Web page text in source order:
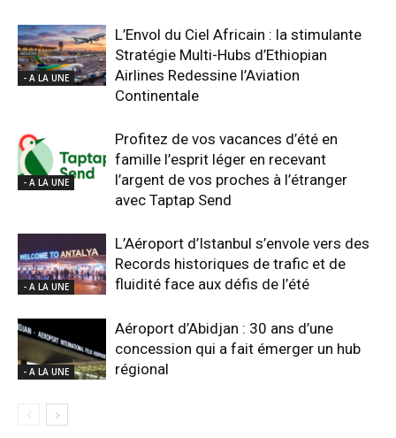
- A LA UNE
L’Envol du Ciel Africain : la stimulante
Stratégie Multi-Hubs d’Ethiopian
Airlines Redessine l’Aviation
Continentale
- A LA UNE
Profitez de vos vacances d’été en
famille l’esprit léger en recevant
l’argent de vos proches à l’étranger
avec Taptap Send
- A LA UNE
L’Aéroport d’Istanbul s’envole vers des
Records historiques de trafic et de
fluidité face aux défis de l’été
- A LA UNE
Aéroport d’Abidjan : 30 ans d’une
concession qui a fait émerger un hub
régional